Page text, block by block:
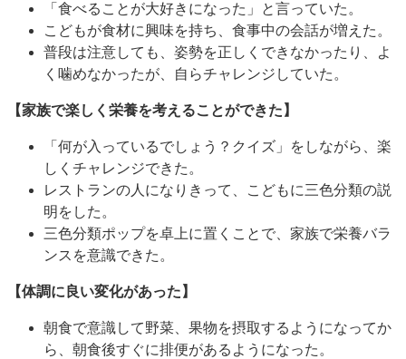
「食べることが大好きになった」と言っていた。
こどもが食材に興味を持ち、食事中の会話が増えた。
普段は注意しても、姿勢を正しくできなかったり、よ
く噛めなかったが、自らチャレンジしていた。
【家族で楽しく栄養を考えることができた】
「何が入っているでしょう？クイズ」をしながら、楽
しくチャレンジできた。
レストランの人になりきって、こどもに三色分類の説
明をした。
三色分類ポップを卓上に置くことで、家族で栄養バラ
ンスを意識できた。
【体調に良い変化があった】
朝食で意識して野菜、果物を摂取するようになってか
ら、朝食後すぐに排便があるようになった。